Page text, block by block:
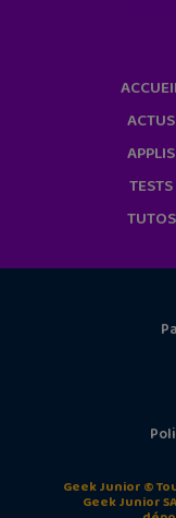
ACTUS
APPLIS
TESTS
TUTOS
Geek Junior ©
Geek Junior